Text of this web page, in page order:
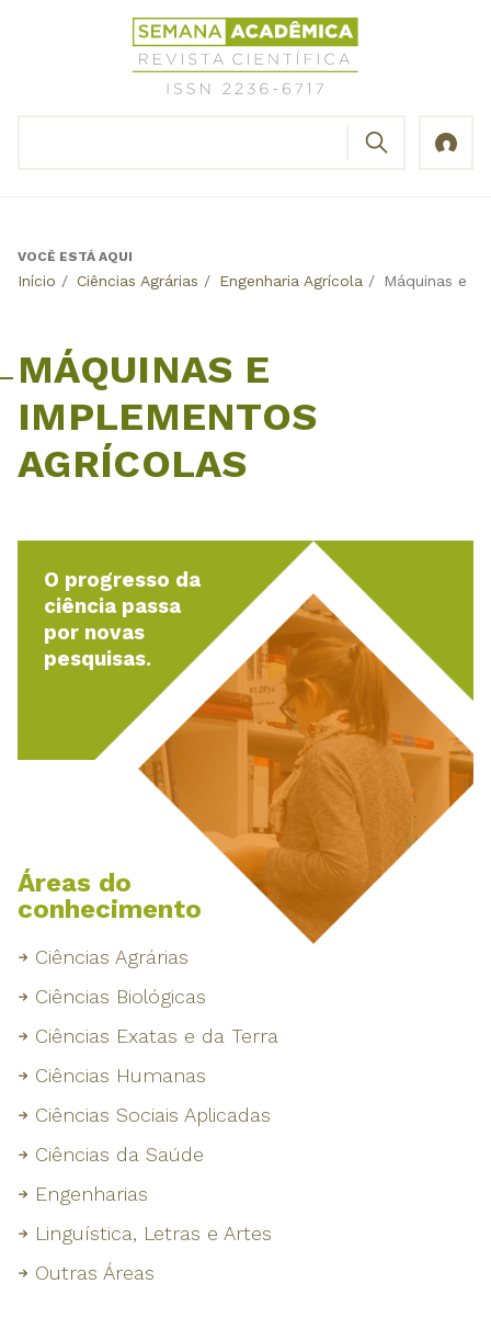
Revista
Científica
Semana
Back
VOCÊ ESTÁ AQUI
Início / Ciências Agrárias / Engenharia Agrícola / Máquinas e
MÁQUINAS E
IMPLEMENTOS
AGRÍCOLAS
O progresso da
ciência passa
por novas
pesquisas.
Áreas do
conhecimento
Ciências Agrárias
Ciências Biológicas
Ciências Exatas e da Terra
Ciências Humanas
Ciências Sociais Aplicadas
Ciências da Saúde
Engenharias
Linguística, Letras e Artes
Outras Áreas